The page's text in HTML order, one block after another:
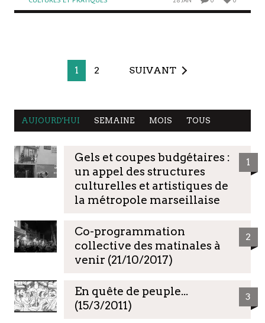
1 2 SUIVANT
AUJOURD'HUI SEMAINE MOIS TOUS
Gels et coupes budgétaires :
un appel des structures
culturelles et artistiques de
la métropole marseillaise
1
Co-programmation
collective des matinales à
venir (21/10/2017)
2
En quête de peuple...
(15/3/2011)
3